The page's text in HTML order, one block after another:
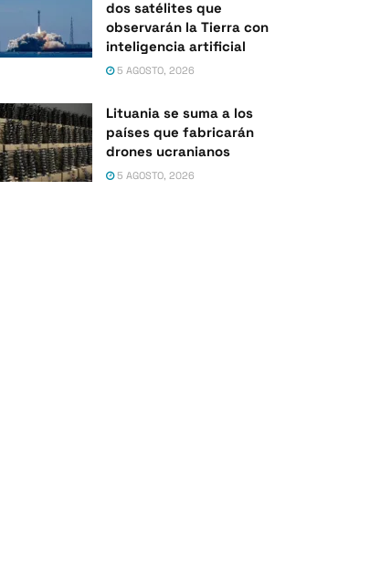
dos satélites que
observarán la Tierra con
inteligencia artificial
5 AGOSTO, 2026
Lituania se suma a los
países que fabricarán
drones ucranianos
5 AGOSTO, 2026